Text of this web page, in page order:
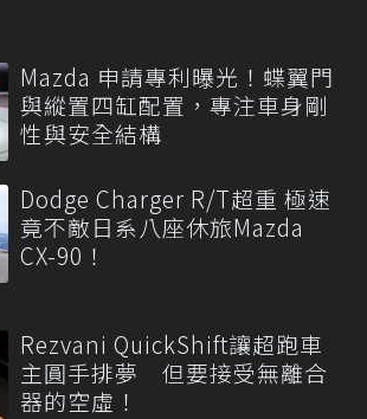
Mazda 申請專利曝光！蝶翼門
與縱置四缸配置，專注車身剛
性與安全結構
Dodge Charger R/T超重 極速
竟不敵日系八座休旅Mazda
CX-90！
Rezvani QuickShift讓超跑車
主圓手排夢 但要接受無離合
器的空虛！